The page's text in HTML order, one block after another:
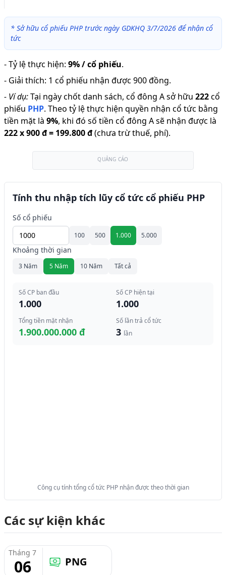
* Sở hữu cổ phiếu PHP trước ngày GDKHQ 3/7/2026 để nhận cổ
tức
-Tỷ lệ thực hiện: 9% / cổ phiếu.
- Giải thích: 1 cổ phiếu nhận được 900 đồng.
- Ví dụ:Tại ngày chốt danh sách, cổ đông A sở hữu 222cổ
phiếu PHP. Theo tỷ lệ thực hiện quyền nhận cổ tức bằng
tiền mặt là 9%, khi đó số tiền cổ đông A sẽ nhận được là
222x900 đ= 199.800 đ(chưa trừ thuế, phí).
QUẢNG CÁO
Tính thu nhập tích lũy cổ tức cổ phiếu PHP
Số cổ phiếu
100 500 1.000 5.000
Khoảng thời gian
3 Năm 5 Năm 10 Năm Tất cả
Số CP ban đầu
1.000
Số CP hiện tại
1.000
Tổng tiền mặt nhận
1.900.000.000 đ
Số lần trả cổ tức
3 lần
Công cụ tính tổng cổ tức PHP nhận được theo thời gian
Các sự kiện khác
Tháng 7
06 PNG